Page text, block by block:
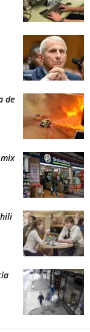
de